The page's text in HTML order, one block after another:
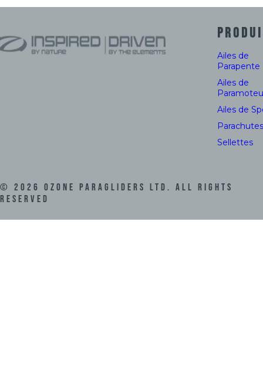
Ailes de
Parapente
Ailes de
Ailes de
Parachutes
Sellettes
© 2026 Ozone Paragliders LTD. All Rights
Reserved